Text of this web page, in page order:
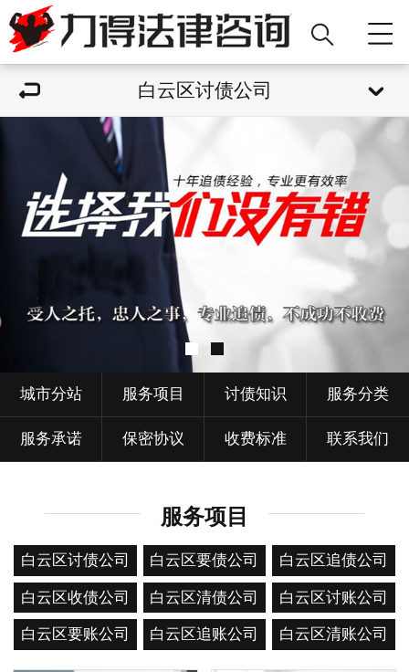
白云区讨债公司
城市分站 服务项目 讨债知识 服务分类
服务承诺 保密协议 收费标准 联系我们
服务项目
白云区讨债公司 白云区要债公司 白云区追债公司
白云区收债公司 白云区清债公司 白云区讨账公司
白云区要账公司 白云区追账公司 白云区清账公司